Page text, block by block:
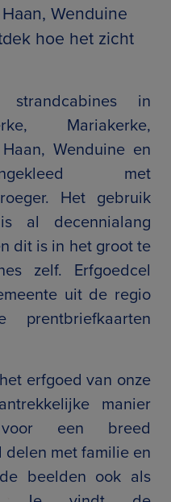
Wenduine
hoe het zicht
in
Mariakerke,
Wenduine en
met
Het gebruik
al decennialang
dit is in het groot te
zelf. Erfgoedcel
uit de regio
erfgoed van onze
manier
een breed
met familie en
beelden ook als